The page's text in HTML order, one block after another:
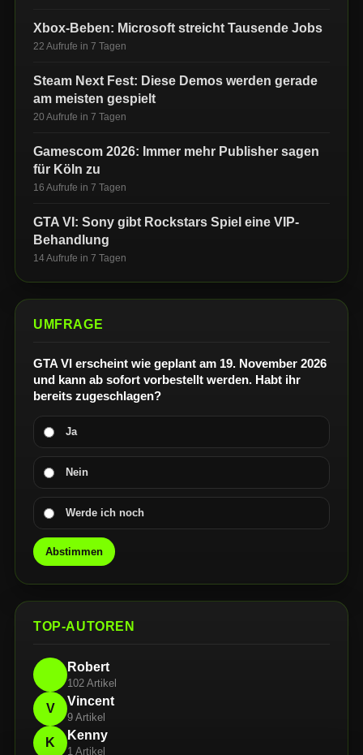
Xbox-Beben: Microsoft streicht Tausende Jobs
22 Aufrufe in 7 Tagen
Steam Next Fest: Diese Demos werden gerade
am meisten gespielt
20 Aufrufe in 7 Tagen
Gamescom 2026: Immer mehr Publisher sagen
für Köln zu
16 Aufrufe in 7 Tagen
GTA VI: Sony gibt Rockstars Spiel eine VIP-
Behandlung
14 Aufrufe in 7 Tagen
UMFRAGE
GTA VI erscheint wie geplant am 19. November 2026
und kann ab sofort vorbestellt werden. Habt ihr
bereits zugeschlagen?
Ja
Nein
Werde ich noch
Abstimmen
TOP-AUTOREN
Robert
102 Artikel
V
Vincent
9 Artikel
K
Kenny
1 Artikel